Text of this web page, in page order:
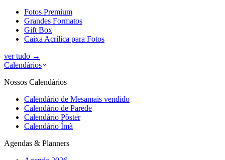
Fotos Premium
Grandes Formatos
Gift Box
Caixa Acrílica para Fotos
ver tudo →
Calendários
Nossos Calendários
Calendário de Mesamais vendido
Calendário de Parede
Calendário Pôster
Calendário Ímã
Agendas & Planners